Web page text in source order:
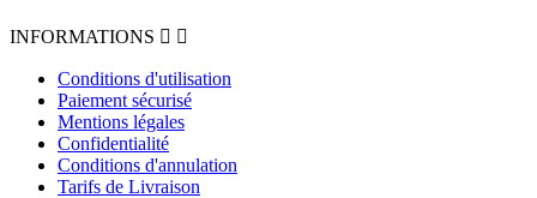
INFORMATIONS  
Conditions d'utilisation
Paiement sécurisé
Mentions légales
Confidentialité
Conditions d'annulation
Tarifs de Livraison